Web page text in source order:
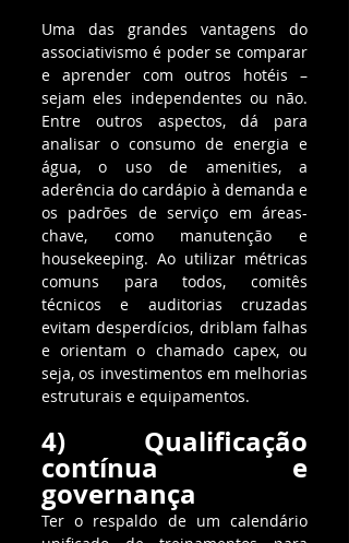
Uma das grandes vantagens do
associativismo é poder se comparar
e aprender com outros hotéis –
sejam eles independentes ou não.
Entre outros aspectos, dá para
analisar o consumo de energia e
água, o uso de amenities, a
aderência do cardápio à demanda e
os padrões de serviço em áreas-
chave, como manutenção e
housekeeping. Ao utilizar métricas
comuns para todos, comitês
técnicos e auditorias cruzadas
evitam desperdícios, driblam falhas
e orientam o chamado capex, ou
seja, os investimentos em melhorias
estruturais e equipamentos.
4) Qualificação
contínua e
governança
Ter o respaldo de um calendário